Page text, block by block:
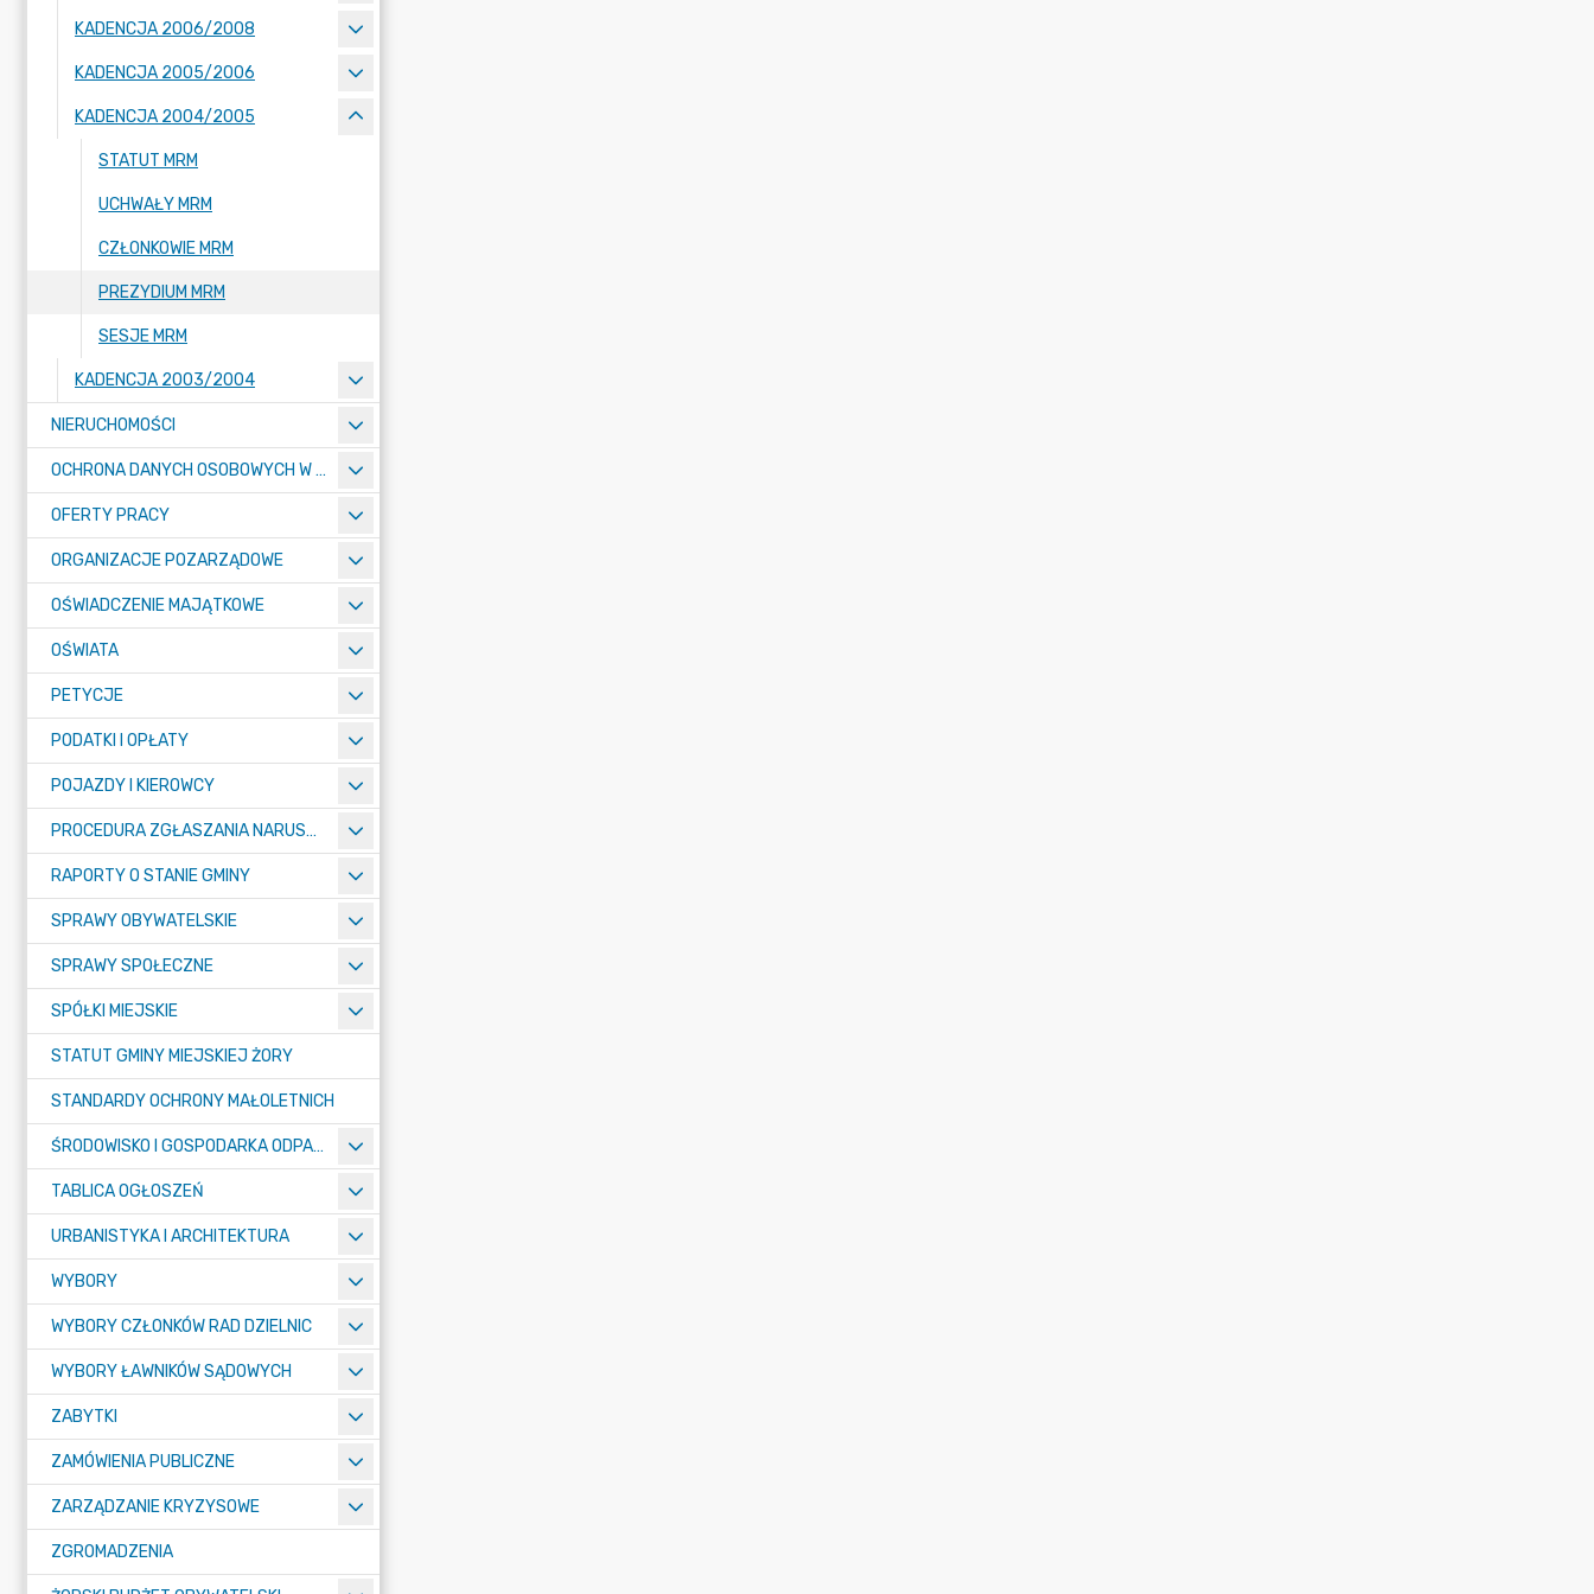
KADENCJA 2006/2008
KADENCJA 2005/2006
KADENCJA 2004/2005
STATUT MRM
UCHWAŁY MRM
CZŁONKOWIE MRM
PREZYDIUM MRM
SESJE MRM
KADENCJA 2003/2004
NIERUCHOMOŚCI
OCHRONA DANYCH OSOBOWYCH W URZĘDZIE MIASTA ŻORY - RODO
OFERTY PRACY
ORGANIZACJE POZARZĄDOWE
OŚWIADCZENIE MAJĄTKOWE
OŚWIATA
PETYCJE
PODATKI I OPŁATY
POJAZDY I KIEROWCY
PROCEDURA ZGŁASZANIA NARUSZEŃ PRAWA
RAPORTY O STANIE GMINY
SPRAWY OBYWATELSKIE
SPRAWY SPOŁECZNE
SPÓŁKI MIEJSKIE
STATUT GMINY MIEJSKIEJ ŻORY
STANDARDY OCHRONY MAŁOLETNICH
ŚRODOWISKO I GOSPODARKA ODPADAMI
TABLICA OGŁOSZEŃ
URBANISTYKA I ARCHITEKTURA
WYBORY
WYBORY CZŁONKÓW RAD DZIELNIC
WYBORY ŁAWNIKÓW SĄDOWYCH
ZABYTKI
ZAMÓWIENIA PUBLICZNE
ZARZĄDZANIE KRYZYSOWE
ZGROMADZENIA